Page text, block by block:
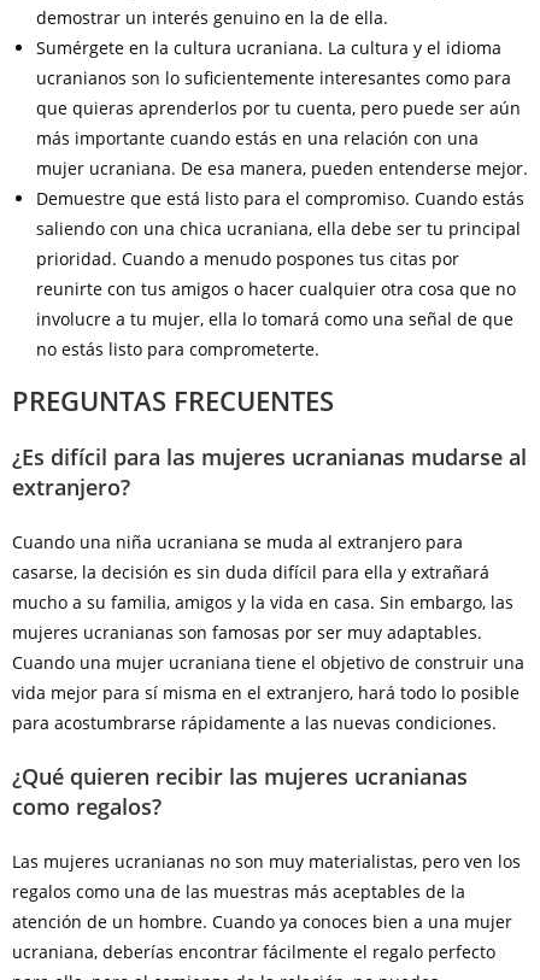
demostrar un interés genuino en la de ella.
Sumérgete en la cultura ucraniana. La cultura y el idioma
ucranianos son lo suficientemente interesantes como para
que quieras aprenderlos por tu cuenta, pero puede ser aún
más importante cuando estás en una relación con una
mujer ucraniana. De esa manera, pueden entenderse mejor.
Demuestre que está listo para el compromiso. Cuando estás
saliendo con una chica ucraniana, ella debe ser tu principal
prioridad. Cuando a menudo pospones tus citas por
reunirte con tus amigos o hacer cualquier otra cosa que no
involucre a tu mujer, ella lo tomará como una señal de que
no estás listo para comprometerte.
PREGUNTAS FRECUENTES
¿Es difícil para las mujeres ucranianas mudarse al
extranjero?
Cuando una niña ucraniana se muda al extranjero para
casarse, la decisión es sin duda difícil para ella y extrañará
mucho a su familia, amigos y la vida en casa. Sin embargo, las
mujeres ucranianas son famosas por ser muy adaptables.
Cuando una mujer ucraniana tiene el objetivo de construir una
vida mejor para sí misma en el extranjero, hará todo lo posible
para acostumbrarse rápidamente a las nuevas condiciones.
¿Qué quieren recibir las mujeres ucranianas
como regalos?
Las mujeres ucranianas no son muy materialistas, pero ven los
regalos como una de las muestras más aceptables de la
atención de un hombre. Cuando ya conoces bien a una mujer
ucraniana, deberías encontrar fácilmente el regalo perfecto